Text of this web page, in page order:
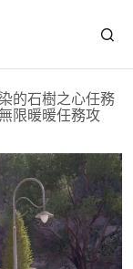
的石樹之心任務
限暖暖任務攻